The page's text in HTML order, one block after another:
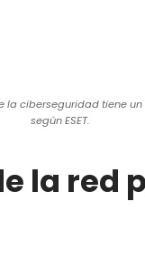
la ciberseguridad tiene
según ESET.
la red